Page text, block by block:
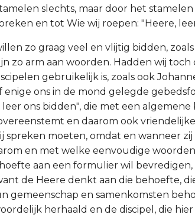
slechts, maar door het
en tot Wie wij roepen: "Heere,
zo graag veel en vlijtig bidden, zoals
zo arm aan woorden. Hadden wij toch
gebruikelijk is, zoals ook
ons in de mond gelegde
leer ons bidden", die met een
en daarom ook
spreken moeten, omdat en wanneer
en met welke eenvoudige
aan een formulier wil bevredigen,
de Heere denkt aan die behoefte,
gemeenschap en samenkomsten
herhaald en de discipel, die